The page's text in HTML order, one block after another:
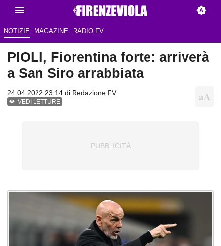
NOTIZIE MAGAZINE RADIO FV
PIOLI, Fiorentina forte: arriverà
a San Siro arrabbiata
24.04.2022 23:14 di Redazione FV
VEDI LETTURE